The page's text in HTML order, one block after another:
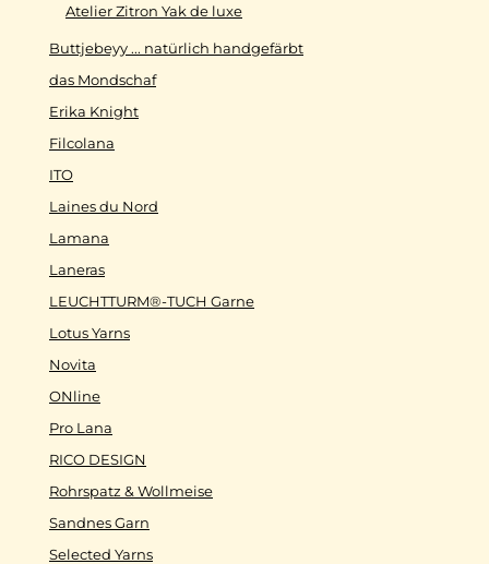
Atelier Zitron Yak de luxe
Buttjebeyy ... natürlich handgefärbt
das Mondschaf
Erika Knight
Filcolana
ITO
Laines du Nord
Lamana
Laneras
LEUCHTTURM®-TUCH Garne
Lotus Yarns
Novita
ONline
Pro Lana
RICO DESIGN
Rohrspatz & Wollmeise
Sandnes Garn
Selected Yarns